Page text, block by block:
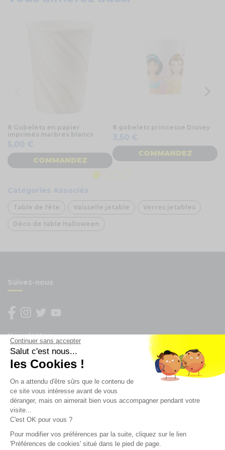
Continuer sans accepter
Salut c'est nous...
les Cookies !
On a attendu d'être sûrs que le contenu de
ce site vous intéresse avant de vous
déranger, mais on aimerait bien vous accompagner pendant votre
visite...
C'est OK pour vous ?
Pour modifier vos préférences par la suite, cliquez sur le lien
'Préférences de cookies' situé dans le pied de page.
8 Gobelets en papier
imprimés marbres blancs
5,00 €
COMMANDEZ
8 gobelets princesse Disney
3,50 €
COMMANDEZ
Catégories Associés
Table de fête Vaisselle jetable Verres jetables
Déco de table Halloween
Suivez-nous
Newsletter
Enregistrez vous à la newsletter
Restez à l'actualité sur nos produits et les offres du
moment
NOS SERVICES